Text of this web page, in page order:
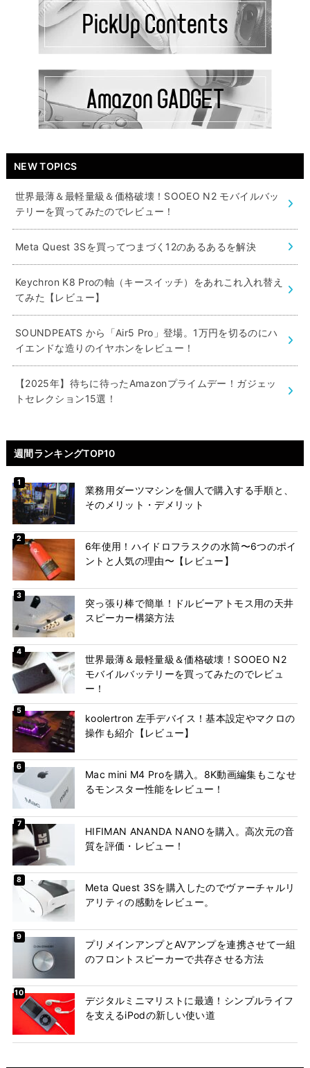
NEW TOPICS
世界最薄＆最軽量級＆価格破壊！SOOEO N2 モバイルバッ
テリーを買ってみたのでレビュー！
Meta Quest 3Sを買ってつまづく12のあるあるを解決
Keychron K8 Proの軸（キースイッチ）をあれこれ入れ替え
てみた【レビュー】
SOUNDPEATS から「Air5 Pro」登場。1万円を切るのにハ
イエンドな造りのイヤホンをレビュー！
【2025年】待ちに待ったAmazonプライムデー！ガジェッ
トセレクション15選！
週間ランキングTOP10
業務用ダーツマシンを個人で購入する手順と、
そのメリット・デメリット
6年使用！ハイドロフラスクの水筒〜6つのポイ
ントと人気の理由〜【レビュー】
突っ張り棒で簡単！ドルビーアトモス用の天井
スピーカー構築方法
世界最薄＆最軽量級＆価格破壊！SOOEO N2
モバイルバッテリーを買ってみたのでレビュ
ー！
koolertron 左手デバイス！基本設定やマクロの
操作も紹介【レビュー】
Mac mini M4 Proを購入。8K動画編集もこなせ
るモンスター性能をレビュー！
HIFIMAN ANANDA NANOを購入。高次元の音
質を評価・レビュー！
Meta Quest 3Sを購入したのでヴァーチャルリ
アリティの感動をレビュー。
プリメインアンプとAVアンプを連携させて一組
のフロントスピーカーで共存させる方法
デジタルミニマリストに最適！シンプルライフ
を支えるiPodの新しい使い道